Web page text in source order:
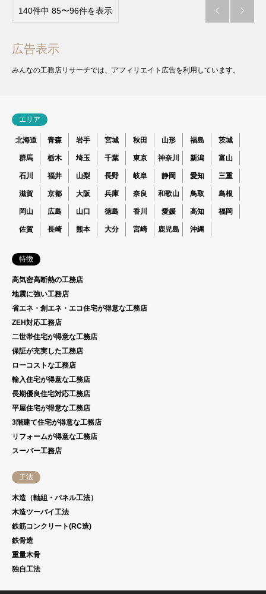
140件中 85〜96件を表示  
広告表示
みんなの工務店リサーチでは、アフィリエイト広告を利用しています。
エリア
北海道 青森 岩手 宮城 秋田 山形 福島 茨城
群馬 栃木 埼玉 千葉 東京 神奈川 新潟 富山
石川 福井 山梨 長野 岐阜 静岡 愛知 三重
滋賀 京都 大阪 兵庫 奈良 和歌山 鳥取 島根
岡山 広島 山口 徳島 香川 愛媛 高知 福岡
佐賀 長崎 熊本 大分 宮崎 鹿児島 沖縄
特徴
高気密高断熱の工務店
地震に強い工務店
省エネ・創エネ・エコ住宅が得意な工務店
ZEH対応工務店
二世帯住宅が得意な工務店
保証が充実した工務店
ローコストな工務店
輸入住宅が得意な工務店
長期優良住宅対応工務店
平屋住宅が得意な工務店
3階建て住宅が得意な工務店
リフォームが得意な工務店
スーパー工務店
工法
木造（軸組・パネル工法）
木造ツーバイ工法
鉄筋コンクリート(RC造)
鉄骨造
重量木骨
独自工法